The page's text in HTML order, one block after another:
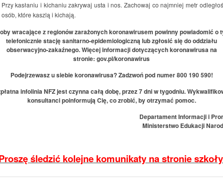
Przy kasłaniu i kichaniu zakrywaj usta i nos. Zachowaj co najmniej metr
osób, które kaszlą i kichają.
wracające z regionów zarażonych koronawirusem powinny powiadomić o
telefonicznie stację sanitarno-epidemiologiczną lub zgłosić się do oddziału
obserwacyjno-zakaźnego. Więcej informacji dotyczących koronawirusa na
stronie: gov.pl/koronawirus
Podejrzewasz u siebie koronawirusa? Zadzwoń pod numer 800 190 590!
infolinia NFZ jest czynna całą dobę, przez 7 dni w tygodniu.
konsultanci poinformują Cię, co zrobić, by otrzymać pomoc.
Departament Informacji i
Ministerstwo Edukacji
śledzić kolejne komunikaty na stronie